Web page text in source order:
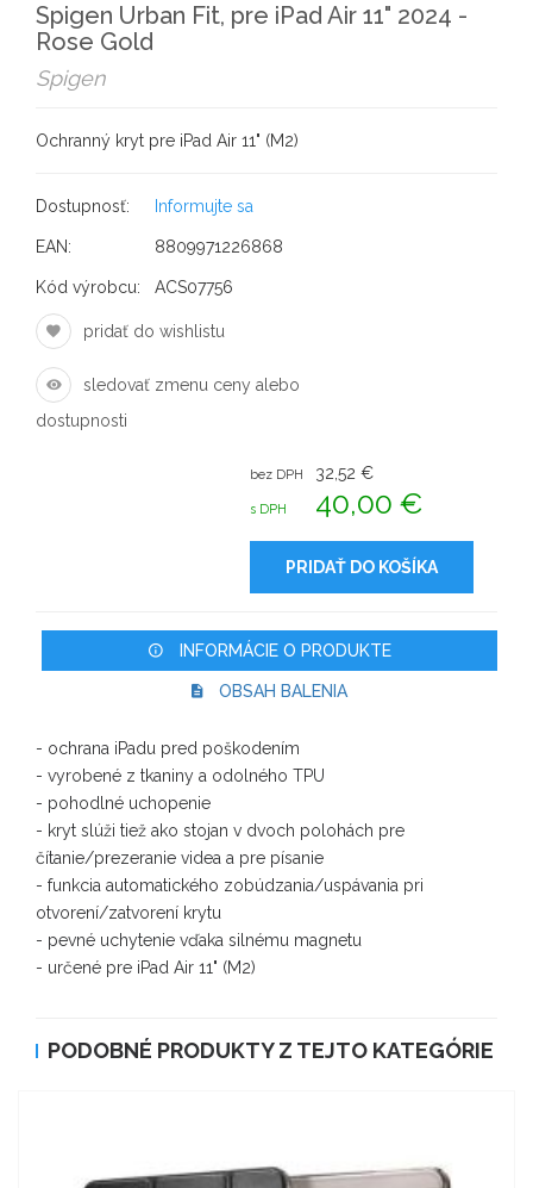
Spigen Urban Fit, pre iPad Air 11" 2024 -
Rose Gold
Spigen
Ochranný kryt pre iPad Air 11" (M2)
Dostupnosť: Informujte sa
EAN: 8809971226868
Kód výrobcu: ACS07756
pridať do wishlistu
sledovať zmenu ceny alebo
dostupnosti
bez DPH 32,52 €
s DPH 40,00 €
PRIDAŤ DO KOŠÍKA
INFORMÁCIE O PRODUKTE
OBSAH BALENIA
- ochrana iPadu pred poškodením
- vyrobené z tkaniny a odolného TPU
- pohodlné uchopenie
- kryt slúži tiež ako stojan v dvoch polohách pre
čítanie/prezeranie videa a pre písanie
- funkcia automatického zobúdzania/uspávania pri
otvorení/zatvorení krytu
- pevné uchytenie vďaka silnému magnetu
- určené pre iPad Air 11" (M2)
PODOBNÉ PRODUKTY Z TEJTO KATEGÓRIE